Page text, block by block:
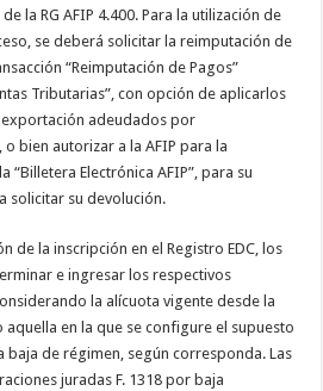
la RG AFIP 4.400. Para la utilización de
se deberá solicitar la reimputación de
“Reimputación de Pagos”
Tributarias”, con opción de aplicarlos
adeudados por
bien autorizar a la AFIP para la
Electrónica AFIP”, para su
solicitar su devolución.
de la inscripción en el Registro EDC, los
e ingresar los respectivos
la alícuota vigente desde la
en la que se configure el supuesto
baja de régimen, según corresponda. Las
juradas F. 1318 por baja